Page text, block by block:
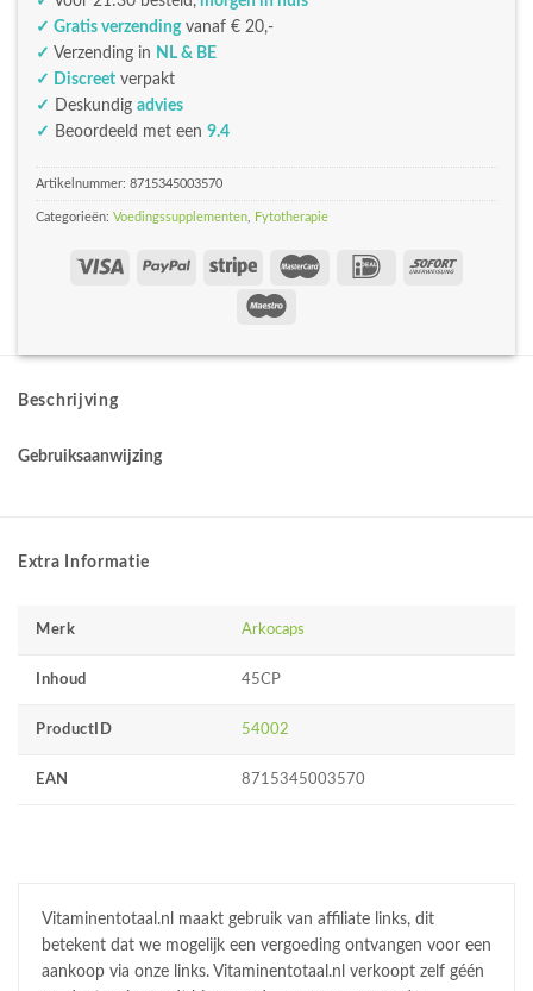
✓ Gratis verzendingvanaf € 20,-
✓ Verzending in NL & BE
✓ Discreet verpakt
✓
Deskundig advies
✓ Beoordeeld met een 9.4
Artikelnummer: 8715345003570
Categorieën: Voedingssupplementen Fytotherapie
Beschrijving
Gebruiksaanwijzing
Extra Informatie
Merk Arkocaps
Inhoud 45CP
ProductID 54002
EAN 8715345003570
Vitaminentotaal.nl maakt gebruik van affiliate links, dit
betekent dat we mogelijk een vergoeding ontvangen voor een
aankoop via onze links. Vitaminentotaal.nl verkoopt zelf géén